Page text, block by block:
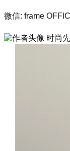
微信: frame
时尚